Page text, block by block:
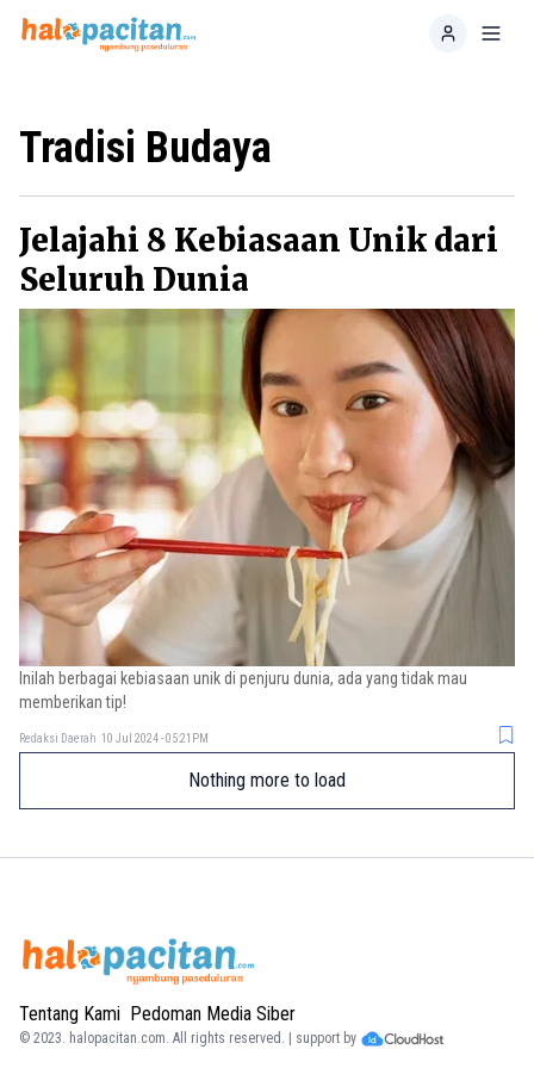
Home
Tradisi Budaya
Jelajahi 8 Kebiasaan Unik dari
Seluruh Dunia
Inilah berbagai kebiasaan unik di penjuru dunia, ada yang tidak mau
memberikan tip!
Redaksi Daerah 10 Jul 2024 - 05:21PM
Nothing more to load
Tentang Kami Pedoman Media Siber
© 2023. halopacitan.com. All rights reserved. | support by